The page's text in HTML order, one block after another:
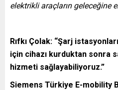
elektrikli araçların geleceğine
Rıfkı Çolak: “Şarj
için cihazı kurduktan sonra
hizmeti sağlayabiliyoruz.”
Siemens Türkiye E-mobility